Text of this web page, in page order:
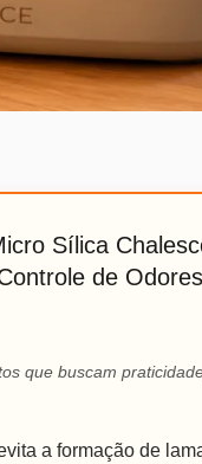
Sílica
de Odores
que buscam
a formação de